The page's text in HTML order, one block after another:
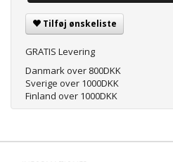
Tilføj ønskeliste
GRATIS Levering
Danmark over 800DKK
Sverige over 1000DKK
Finland over 1000DKK